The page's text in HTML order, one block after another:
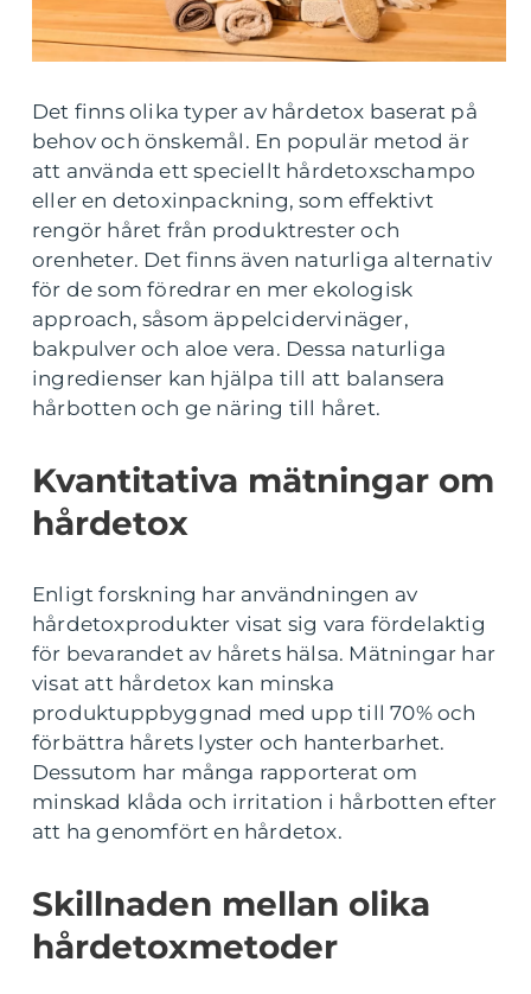
Det finns olika typer av hårdetox baserat på
behov och önskemål. En populär metod är
att använda ett speciellt hårdetoxschampo
eller en detoxinpackning, som effektivt
rengör håret från produktrester och
orenheter. Det finns även naturliga alternativ
för de som föredrar en mer ekologisk
approach, såsom äppelcidervinäger,
bakpulver och aloe vera. Dessa naturliga
ingredienser kan hjälpa till att balansera
hårbotten och ge näring till håret.
Kvantitativa mätningar om
hårdetox
Enligt forskning har användningen av
hårdetoxprodukter visat sig vara fördelaktig
för bevarandet av hårets hälsa. Mätningar har
visat att hårdetox kan minska
produktuppbyggnad med upp till 70% och
förbättra hårets lyster och hanterbarhet.
Dessutom har många rapporterat om
minskad klåda och irritation i hårbotten efter
att ha genomfört en hårdetox.
Skillnaden mellan olika
hårdetoxmetoder